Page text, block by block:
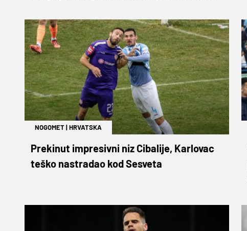
NOGOMET|HRVATSKA
Prekinut impresivni niz Cibalije, Karlovac
teško nastradao kod Sesveta